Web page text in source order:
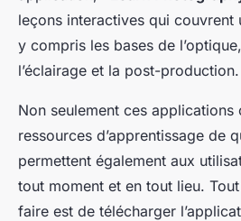
leçons interactives qui couvrent
y compris les bases de
l’éclairage et la post-production.
Non seulement ces applications
ressources d’apprentissage de
permettent également aux
tout moment et en tout lieu.
faire est de télécharger